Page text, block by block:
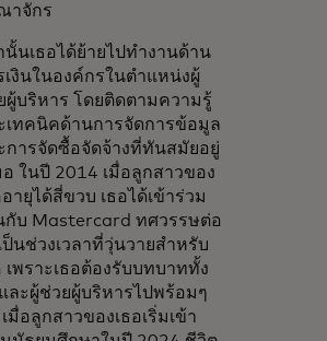
าจักร
นั้นเธอได้ย้ายไปทำงานด้าน
เงินในองค์กรในตำแหน่งผู้
ผู้บริหาร โดยติดตามความรู้
เทคนิคด้านการจัดการข้อมูล
การจัดซื้อจัดจ้างที่ทันสมัยอยู่
อ ในปี 2014 เมื่อลูกสาวของ
อายุได้สี่ขวบ เธอได้เข้าร่วม
กับ Mastercard ทศวรรษต่อ
ป็นช่วงเวลาที่วุ่นวายสำหรับ
เพราะเธอต้องรับบทบาททั้ง
ละผู้ช่วยผู้บริหารไปพร้อมๆ
มื่อลูกสาวของเธอเริ่มเข้า